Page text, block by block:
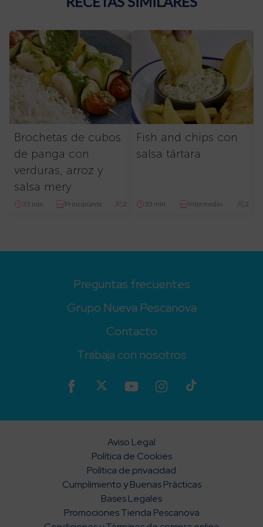
Brochetas de cubos
de panga con
verduras, arroz y
salsa mery
35 min Principiante 2
Fish and chips con
salsa tártara
35 min Intermedio 2
Preguntas frecuentes
Grupo Nueva Pescanova
Contacto
Trabaja con nosotros
Aviso Legal
Política de Cookies
Política de privacidad
Cumplimiento y Buenas Prácticas
Bases Legales
Promociones Tienda Pescanova